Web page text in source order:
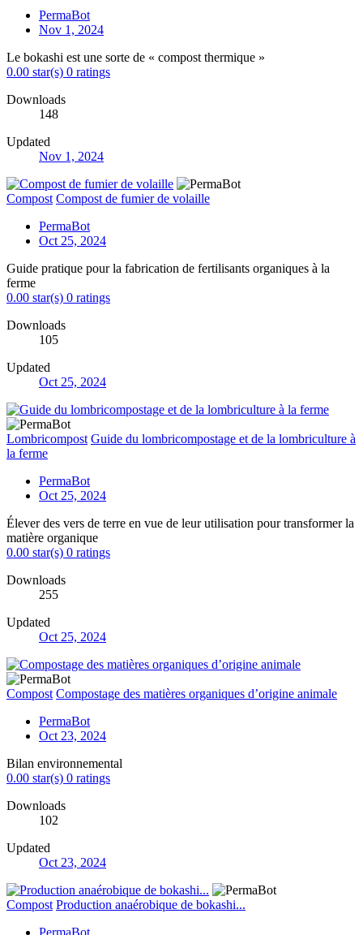
PermaBot
Nov 1, 2024
Le bokashi est une sorte de « compost thermique »
0.00 star(s) 0 ratings
Downloads
148
Updated
Nov 1, 2024
Compost Compost de fumier de volaille
PermaBot
Oct 25, 2024
Guide pratique pour la fabrication de fertilisants organiques à la
ferme
0.00 star(s) 0 ratings
Downloads
105
Updated
Oct 25, 2024
Lombricompost Guide du lombricompostage et de la lombriculture à
la ferme
PermaBot
Oct 25, 2024
Élever des vers de terre en vue de leur utilisation pour transformer la
matière organique
0.00 star(s) 0 ratings
Downloads
255
Updated
Oct 25, 2024
Compost Compostage des matières organiques d’origine animale
PermaBot
Oct 23, 2024
Bilan environnemental
0.00 star(s) 0 ratings
Downloads
102
Updated
Oct 23, 2024
Compost Production anaérobique de bokashi...